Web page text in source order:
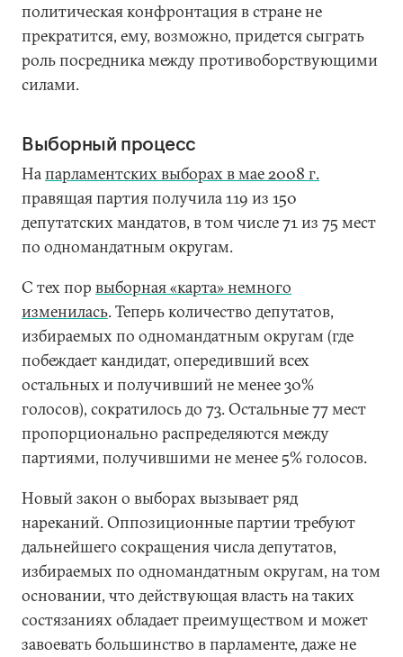
политическая конфронтация в стране не
прекратится, ему, возможно, придется сыграть
роль посредника между противоборствующими
силами.
Выборный процесс
Напарламентских выборах в мае 2008 г.
правящая партия получила 119 из 150
депутатских мандатов, в том числе 71 из 75 мест
по одномандатным округам.
С тех пор выборная «карта» немного
изменилась. Теперь количество депутатов,
избираемых по одномандатным округам (где
побеждает кандидат, опередивший всех
остальных и получивший не менее 30%
голосов), сократилось до 73. Остальные 77 мест
пропорционально распределяются между
партиями, получившими не менее 5% голосов.
Новый закон о выборах вызывает ряд
нареканий. Оппозиционные партии требуют
дальнейшего сокращения числа депутатов,
избираемых по одномандатным округам, на том
основании, что действующая власть на таких
состязаниях обладает преимуществом и может
завоевать большинство в парламенте, даже не